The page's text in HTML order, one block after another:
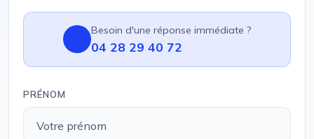
Besoin d'une réponse immédiate ?
04 28 29 40 72
PRÉNOM